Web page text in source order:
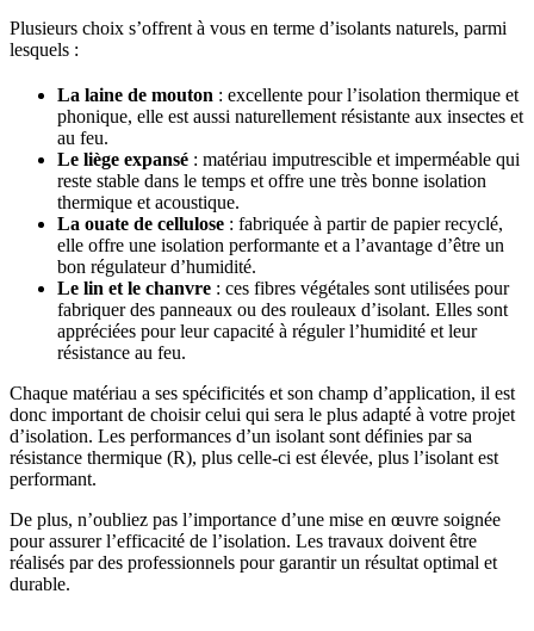
Plusieurs choix s’offrent à vous en terme d’isolants naturels, parmi
lesquels :
La laine de mouton : excellente pour l’isolation thermique et
phonique, elle est aussi naturellement résistante aux insectes et
au feu.
Le liège expansé : matériau imputrescible et imperméable qui
reste stable dans le temps et offre une très bonne isolation
thermique et acoustique.
La ouate de cellulose : fabriquée à partir de papier recyclé,
elle offre une isolation performante et a l’avantage d’être un
bon régulateur d’humidité.
Le lin et le chanvre : ces fibres végétales sont utilisées pour
fabriquer des panneaux ou des rouleaux d’isolant. Elles sont
appréciées pour leur capacité à réguler l’humidité et leur
résistance au feu.
Chaque matériau a ses spécificités et son champ d’application, il est
donc important de choisir celui qui sera le plus adapté à votre projet
d’isolation. Les performances d’un isolant sont définies par sa
résistance thermique (R), plus celle-ci est élevée, plus l’isolant est
performant.
De plus, n’oubliez pas l’importance d’une mise en œuvre soignée
pour assurer l’efficacité de l’isolation. Les travaux doivent être
réalisés par des professionnels pour garantir un résultat optimal et
durable.